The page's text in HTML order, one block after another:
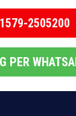
2505200
PER